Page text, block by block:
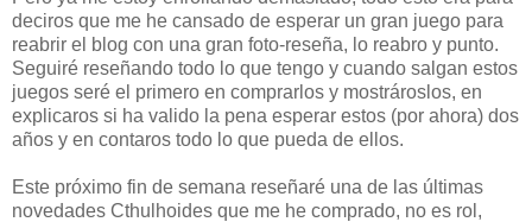
deciros que me he cansado de esperar un gran juego para
reabrir el blog con una gran foto-reseña, lo reabro y punto.
Seguiré reseñando todo lo que tengo y cuando salgan estos
juegos seré el primero en comprarlos y mostrároslos, en
explicaros si ha valido la pena esperar estos (por ahora) dos
años y en contaros todo lo que pueda de ellos.
Este próximo fin de semana reseñaré una de las últimas
novedades Cthulhoides que me he comprado, no es rol,